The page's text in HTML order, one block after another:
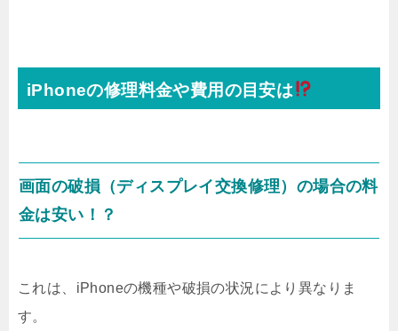
iPhoneの修理料金や費用の目安は
画面の破損（ディスプレイ交換修理）の場合の料
金は安い！？
これは、iPhoneの機種や破損の状況により異なりま
す。